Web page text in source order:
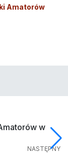
Amatorów
w
NASTĘPNY